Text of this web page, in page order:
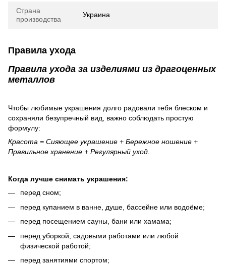
Страна
производства
Украина
Правила ухода
Правила ухода за изделиями из драгоценных
металлов
Чтобы любимые украшения долго радовали тебя блеском и
сохраняли безупречный вид, важно соблюдать простую
формулу:
Красота = Сияющее украшение + Бережное ношение +
Правильное хранение + Регулярный уход.
Когда лучше снимать украшения:
перед сном;
перед купанием в ванне, душе, бассейне или водоёме;
перед посещением сауны, бани или хамама;
перед уборкой, садовыми работами или любой
физической работой;
перед занятиями спортом;